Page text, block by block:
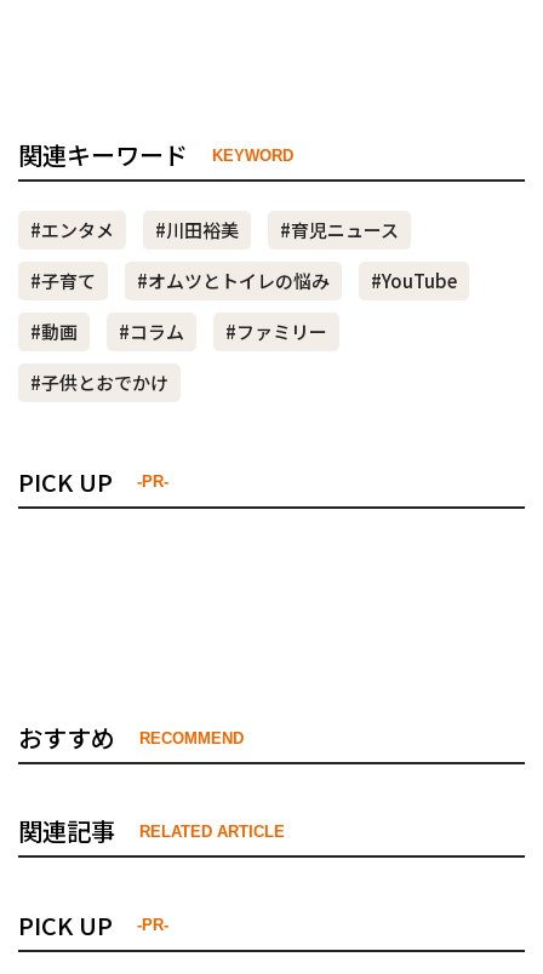
関連キーワード KEYWORD
#エンタメ #川田裕美
#育児ニュース
#子育て
#オムツとトイレの悩み
#YouTube
#動画
#コラム
#ファミリー
#子供とおでかけ
PICK UP -PR-
おすすめ RECOMMEND
関連記事 RELATED ARTICLE
PICK UP -PR-